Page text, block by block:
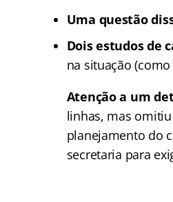
Uma questão
Dois estudos de
na situação
Atenção a um
linhas, mas
planejamento do
secretaria para